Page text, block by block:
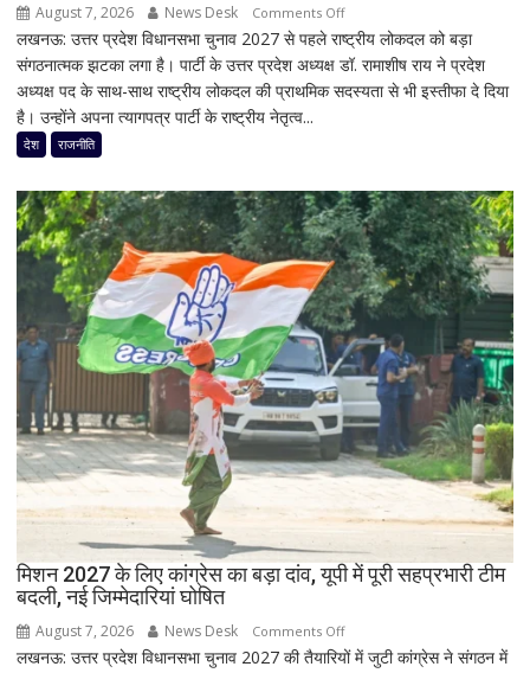
ट्रांसफार्मर
ठप,
अगले
48
हाई
अलर्ट
August 7, 2026 News Desk Comments Offon
यूपी
चुनाव
से
को
बड़ा
झटका,
प्रदेश
अध्यक्ष
डॉ.
रामाशीष
राय
ने
RLD
से
दिया
इस्तीफा
लखनऊ: उत्तर प्रदेश विधानसभा चुनाव 2027 से पहले राष्ट्रीय लोकदल को बड़ा
संगठनात्मक झटका लगा है। पार्टी के उत्तर प्रदेश अध्यक्ष डॉ. रामाशीष राय ने प्रदेश
अध्यक्ष पद के साथ-साथ राष्ट्रीय लोकदल की प्राथमिक सदस्यता से भी इस्तीफा दे दिया
है। उन्होंने अपना त्यागपत्र पार्टी के राष्ट्रीय नेतृत्व...
देश राजनीति
मिशन 2027 के लिए कांग्रेस का बड़ा दांव, यूपी में पूरी सहप्रभारी टीम
बदली, नई जिम्मेदारियां घोषित
August 7, 2026 News Desk Comments Offon
मिशन
लखनऊ: उत्तर प्रदेश विधानसभा चुनाव 2027 की तैयारियों में जुटी कांग्रेस ने संगठन में